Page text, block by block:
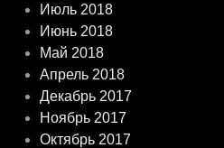
Июль 2018
Июнь 2018
Май 2018
Апрель 2018
Декабрь 2017
Ноябрь 2017
Октябрь 2017